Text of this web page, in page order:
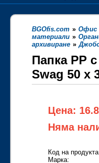
BGOfis.com » Офис
материали »
архивиране »
Папка PP
Swag 50 x
Цена:
Няма
Код на
Марка: